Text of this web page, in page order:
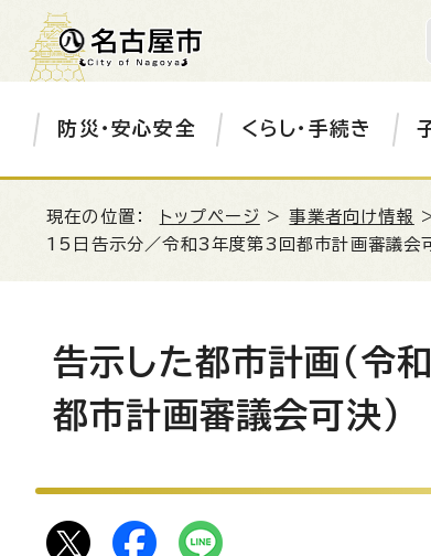
防災・安心安全 くらし・手続き
現在の位置： トップページ >事業者向け情報
15日告示分／令和3年度第3回都市計画審議会
告示した都市計画（
都市計画審議会可決）